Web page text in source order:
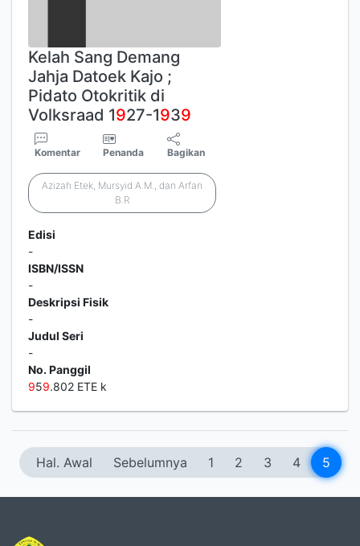
Kelah Sang Demang
Jahja Datoek Kajo ;
Pidato Otokritik di
Volksraad 1927-1939
Komentar Penanda Bagikan
Azizah Etek, Mursyid A.M., dan Arfan
B.R
Edisi
-
ISBN/ISSN
-
Deskripsi Fisik
-
Judul Seri
-
No. Panggil
959.802 ETE k
Hal. Awal Sebelumnya 1 2 3 4 5